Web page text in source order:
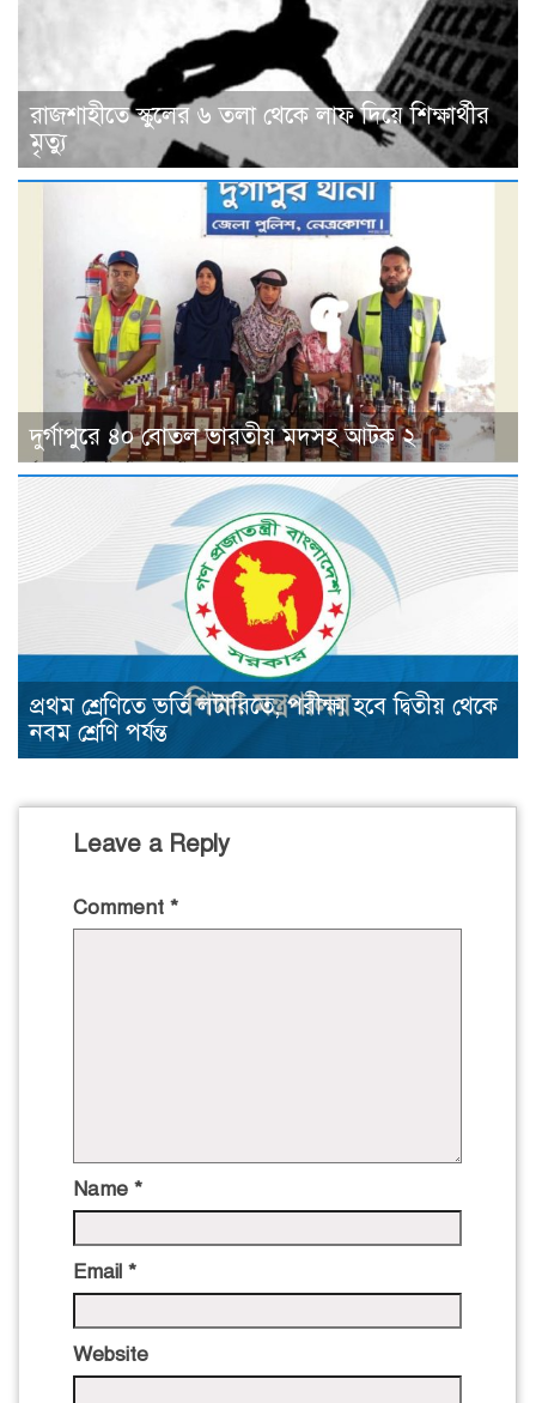
রাজশাহীতে স্কুলের ৬ তলা থেকে লাফ দিয়ে শিক্ষার্থীর
মৃত্যু
দুর্গাপুরে ৪০ বোতল ভারতীয় মদসহ আটক ২
প্রথম শ্রেণিতে ভর্তি লটারিতে, পরীক্ষা হবে দ্বিতীয় থেকে
নবম শ্রেণি পর্যন্ত
Leave a Reply
Comment *
Name *
Email *
Website